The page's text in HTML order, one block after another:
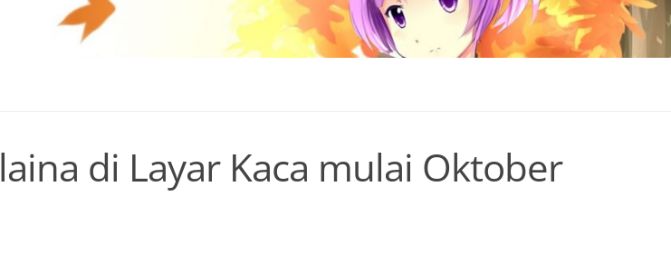
di Layar Kaca mulai Oktober